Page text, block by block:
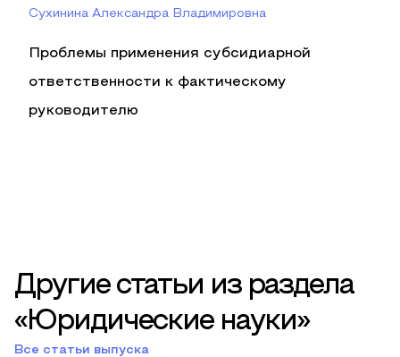
Сухинина Александра Владимировна
Проблемы применения субсидиарной
ответственности к фактическому
руководителю
Другие статьи из раздела
«Юридические науки»
Все статьи выпуска